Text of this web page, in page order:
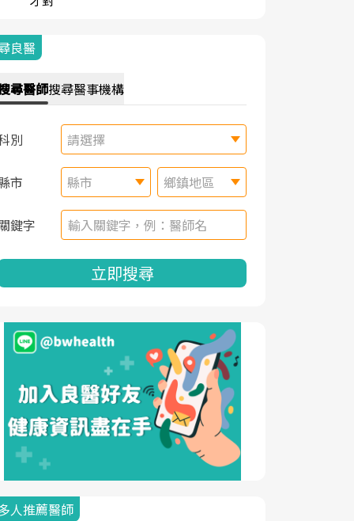
良醫
尋醫師搜尋醫事機構
別 請選擇
市 縣市 鄉鎮地區
鍵字
立即搜尋
人推薦醫師